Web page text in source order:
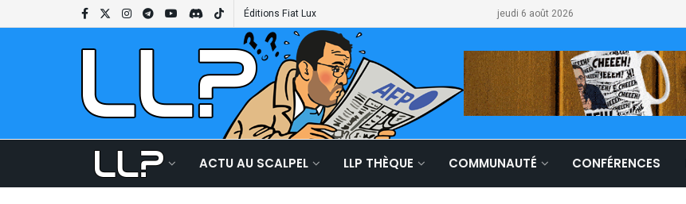
Éditions Fiat Lux jeudi 6 août 2026
ACTU AU SCALPEL LLP THÈQUE COMMUNAUTÉ CONFÉRENCES